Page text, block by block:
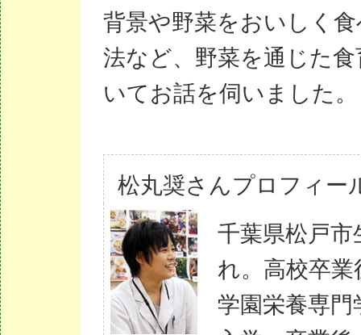
背景や野菜をおいしく
法など、野菜を通じた
いてお話を伺いました。
松丸奨さんプロフィー
千葉県松戸市
れ。高校卒業
学園栄養専門